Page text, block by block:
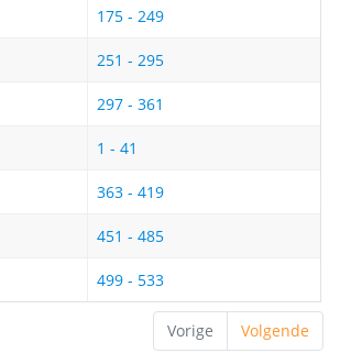
175 - 249
251 - 295
297 - 361
1 - 41
363 - 419
451 - 485
499 - 533
Vorige Volgende